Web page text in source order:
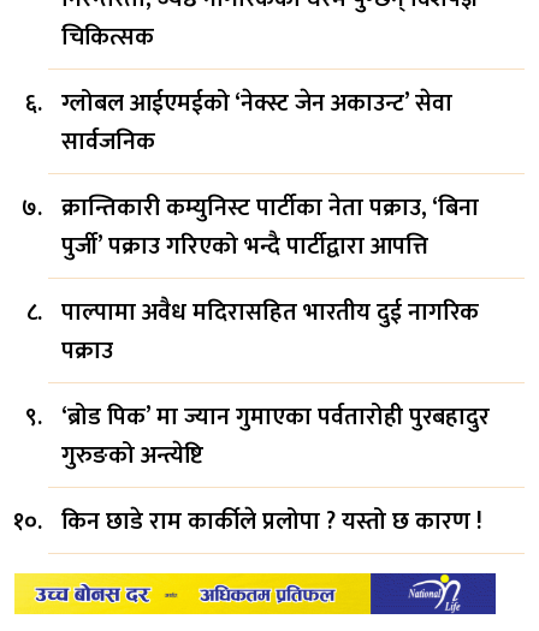
चिकित्सक
ग्लोबल आईएमईको ‘नेक्स्ट जेन अकाउन्ट’ सेवा
सार्वजनिक
क्रान्तिकारी कम्युनिस्ट पार्टीका नेता पक्राउ, ‘बिना
पुर्जी’ पक्राउ गरिएको भन्दै पार्टीद्वारा आपत्ति
पाल्पामा अवैध मदिरासहित भारतीय दुई नागरिक
पक्राउ
‘ब्रोड पिक’ मा ज्यान गुमाएका पर्वतारोही पुरबहादुर
गुरुङको अन्त्येष्टि
किन छाडे राम कार्कीले प्रलोपा ? यस्तो छ कारण !